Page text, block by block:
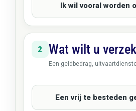
Ik wil vooral worden
2 Wat wilt u
Een geldbedrag,
Een vrij te besteden